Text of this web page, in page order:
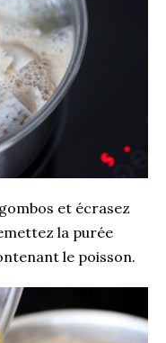
et écrasez
la purée
le poisson.